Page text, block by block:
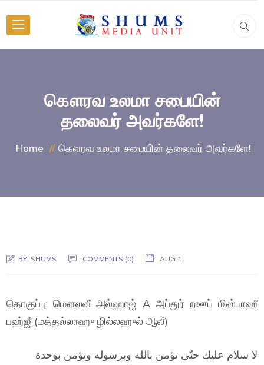
கௌரவ உலமா சபையின்
தலைவர் அவர்களே!
Home கௌரவ உலமா சபையின் தலைவர் அவர்களே!
BY: SHUMS COMMENTS (0) AUG 1
தொகுப்பு: மௌலவீ அல்ஹாஜ் A அப்துர் றஊப் மிஸ்பாஹீ
பஹ்ஜீ (மத்தல்லாஹு ழில்லஹுல் ஆலீ)
لا سلام عليك حتّى تؤمن بالله وبرسوله وتؤمن بوحدة